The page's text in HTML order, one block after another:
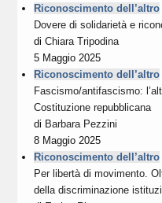
Riconoscimento dell’altro
Dovere di solidarietà e
diChiara Tripodina
5 Maggio 2025
Riconoscimento dell’altro
Fascismo/antifascismo:
Costituzione repubblicana
di Barbara Pezzini
8 Maggio 2025
Riconoscimento dell’altro
Per libertà di movimento.
della discriminazione